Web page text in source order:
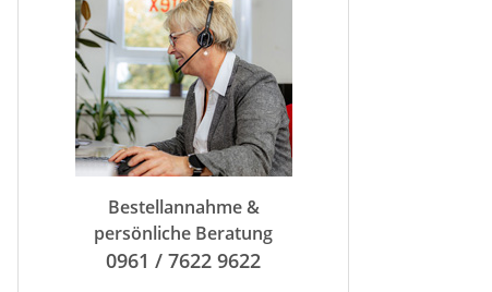
Bestellannahme &
persönliche Beratung
0961 / 7622 9622